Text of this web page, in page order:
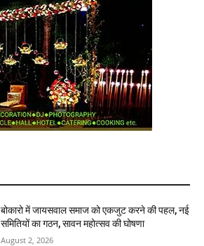
बोकारो में जायसवाल समाज को एकजुट करने की पहल, नई
समितियों का गठन, सावन महोत्सव की घोषणा
August 2, 2026